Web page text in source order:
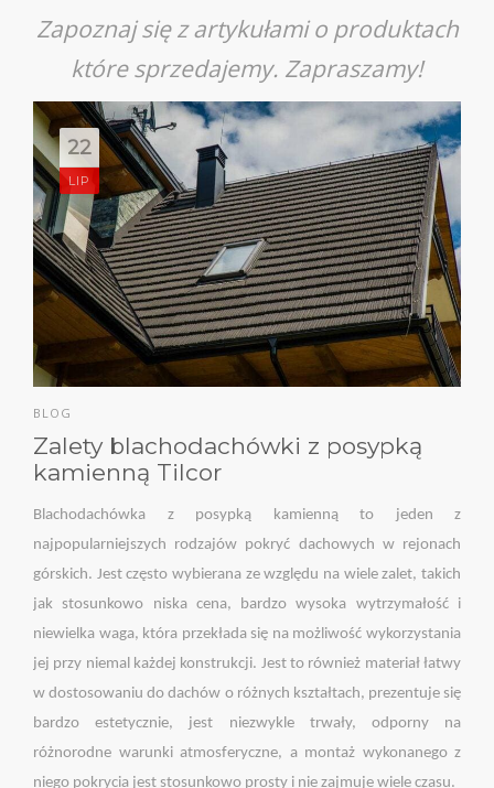
Zapoznaj się z artykułami o produktach
które sprzedajemy. Zapraszamy!
22
LIP
BLOG
Zalety blachodachówki z posypką
kamienną Tilcor
Blachodachówka z posypką kamienną to jeden z
najpopularniejszych rodzajów pokryć dachowych w rejonach
górskich. Jest często wybierana ze względu na wiele zalet, takich
jak stosunkowo niska cena, bardzo wysoka wytrzymałość i
niewielka waga, która przekłada się na możliwość wykorzystania
jej przy niemal każdej konstrukcji. Jest to również materiał łatwy
w dostosowaniu do dachów o różnych kształtach, prezentuje się
bardzo estetycznie, jest niezwykle trwały, odporny na
różnorodne warunki atmosferyczne, a montaż wykonanego z
niego pokrycia jest stosunkowo prosty i nie zajmuje wiele czasu.